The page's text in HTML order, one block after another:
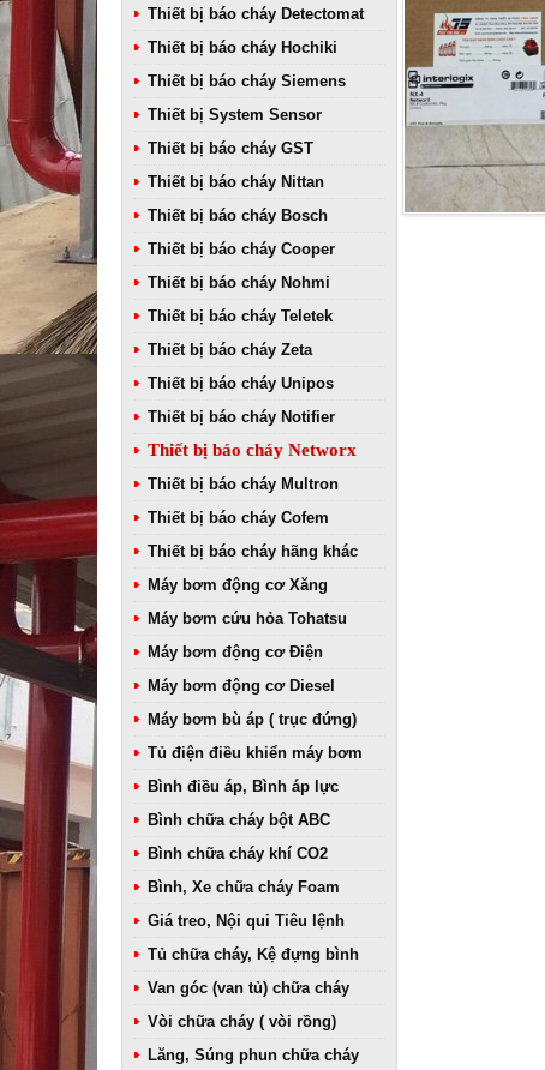
Thiết bị báo cháy Detectomat
Thiết bị báo cháy Hochiki
Thiết bị báo cháy Siemens
Thiết bị System Sensor
Thiết bị báo cháy GST
Thiết bị báo cháy Nittan
Thiết bị báo cháy Bosch
Thiết bị báo cháy Cooper
Thiết bị báo cháy Nohmi
Thiết bị báo cháy Teletek
Thiết bị báo cháy Zeta
Thiết bị báo cháy Unipos
Thiết bị báo cháy Notifier
Thiết bị báo cháy Networx
Thiết bị báo cháy Multron
Thiết bị báo cháy Cofem
Thiết bị báo cháy hãng khác
Máy bơm động cơ Xăng
Máy bơm cứu hỏa Tohatsu
Máy bơm động cơ Điện
Máy bơm động cơ Diesel
Máy bơm bù áp ( trục đứng)
Tủ điện điều khiển máy bơm
Bình điều áp, Bình áp lực
Bình chữa cháy bột ABC
Bình chữa cháy khí CO2
Bình, Xe chữa cháy Foam
Giá treo, Nội qui Tiêu lệnh
Tủ chữa cháy, Kệ đựng bình
Van góc (van tủ) chữa cháy
Vòi chữa cháy ( vòi rồng)
Lăng, Súng phun chữa cháy